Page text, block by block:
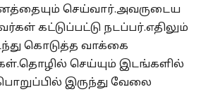
செய்வார்.அவருடைய
கட்டுப்பட்டு நடப்பர்.எதிலும்
கொடுத்த வாக்கை
செய்யும் இடங்களில்
இருந்து வேலை